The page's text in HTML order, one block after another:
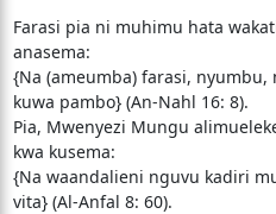
Farasi pia ni muhimu hata
anasema:
{Na (ameumba) farasi,
kuwa pambo} (An-Nahl 16: 8).
Pia, Mwenyezi Mungu
kwa kusema:
{Na waandalieni nguvu kadiri
vita} (Al-Anfal 8: 60).